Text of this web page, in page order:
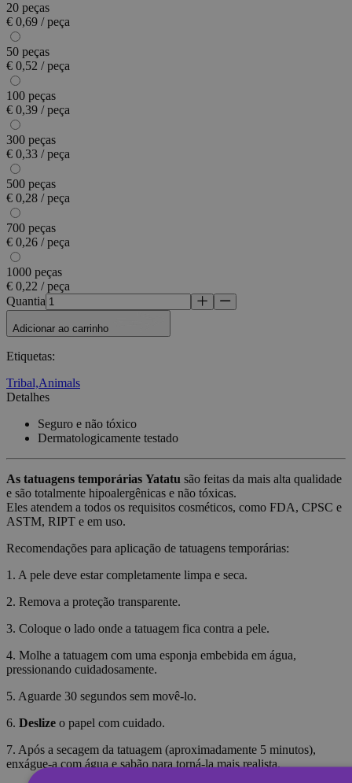
20 peças
€ 0,69 / peça
50 peças
€ 0,52 / peça
100 peças
€ 0,39 / peça
300 peças
€ 0,33 / peça
500 peças
€ 0,28 / peça
700 peças
€ 0,26 / peça
1000 peças
€ 0,22 / peça
Quantia
Adicionar ao carrinho
Etiquetas:
Tribal,Animals
Detalhes
Seguro e não tóxico
Dermatologicamente testado
As tatuagens temporárias Yatatu são feitas da mais alta qualidade
e são totalmente hipoalergênicas e não tóxicas.
Eles atendem a todos os requisitos cosméticos, como FDA, CPSC e
ASTM, RIPT e em uso.
Recomendações para aplicação de tatuagens temporárias:
1. A pele deve estar completamente limpa e seca.
2. Remova a proteção transparente.
3. Coloque o lado onde a tatuagem fica contra a pele.
4. Molhe a tatuagem com uma esponja embebida em água,
pressionando cuidadosamente.
5. Aguarde 30 segundos sem movê-lo.
6. Deslize o papel com cuidado.
7. Após a secagem da tatuagem (aproximadamente 5 minutos),
enxágue-a com água e sabão para torná-la mais realista.